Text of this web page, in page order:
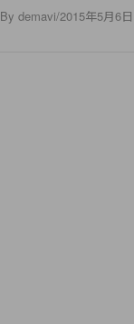
By demavi/2015年5月6日